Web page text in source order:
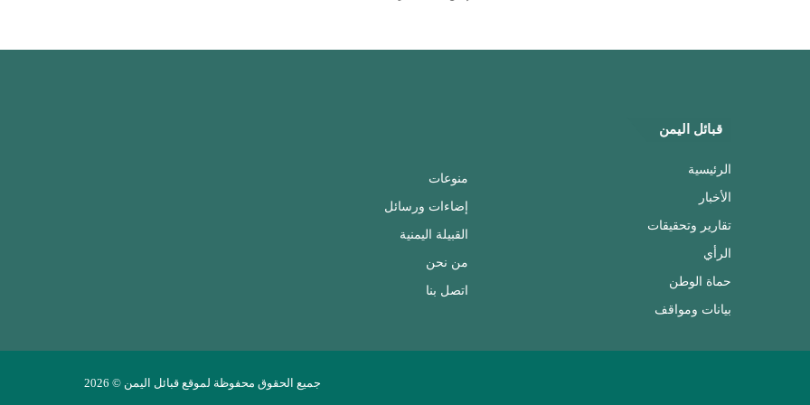
قبائل اليمن
الرئيسية
الأخبار
تقارير وتحقيقات
الرأي
حماة الوطن
بيانات ومواقف
منوعات
إضاءات ورسائل
القبيلة اليمنية
من نحن
اتصل بنا
جميع الحقوق محفوظة لموقع قبائل اليمن © 2026